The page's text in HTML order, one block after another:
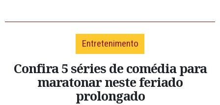
Entretenimento
Confira 5 séries de comédia para
maratonar neste feriado
prolongado